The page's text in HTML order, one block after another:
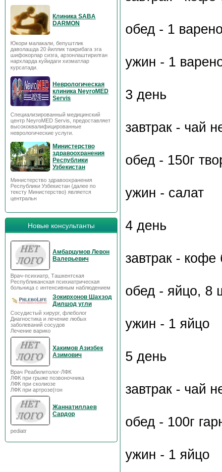
Клиника SABA
DARMON
Юкори малакали, бепуштлик
даволашда 20 йиллик тажрибага эга
шифокорлар сизга, арзонлаштирилган
нархларда куйидаги хизматлар
курсатади.
Неврологическая
клиника NeyroMED
Servis
Специализированный медицинский
центр NeyroMED Servis, предоставляет
высококвалифицированные
неврологические услуги.
Министерство
здравоохранения
Республики
Узбекистан
Министерство здравоохранения
Республики Узбекистан (далее по
тексту Министерство) является
центральн
Новые консультанты
Амбарцумов Левон
Валерьевич
Врач-психиатр, Ташкентская
Республиканская психиатрическая
больница с интенсивным наблюдением
Зокирхонов Шахзод
Дилшод угли
Сосудистый хирург, флеболог
Диагностика и лечение любых
заболеваний сосудов
Лечение варико
Хакимов Азизбек
Азимович
Врач Реабилитолог-ЛФК
ЛФК при грыже позвоночника
ЛФК при сколиозе
ЛФК при артрозе(гон
Жаннатиллаев
Сардор
pediatr
обед - 1
ужин - 1
3 день
завтрак - чай
обед - 150г
ужин - салат
4 день
завтрак - кофе
обед - яйцо, 8
ужин - 1 яйцо
5 день
завтрак - чай
обед - 100г
ужин - 1 яйцо